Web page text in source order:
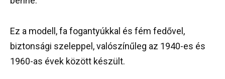
Ez a modell, fa fogantyúkkal és fém fedővel,
biztonsági szeleppel, valószínűleg az 1940-es és
1960-as évek között készült.